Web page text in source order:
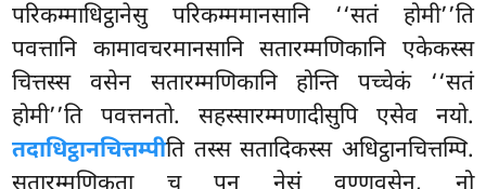
परिकम्माधिट्ठानेसु परिकम्ममानसानि ‘‘सतं होमी’’ति
पवत्तानि कामावचरमानसानि सतारम्मणिकानि एकेकस्स
चित्तस्स वसेन सतारम्मणिकानि होन्ति पच्चेकं ‘‘सतं
होमी’’ति पवत्तनतो. सहस्सारम्मणादीसुपि एसेव नयो.
तदाधिट्ठानचित्तम्पीति तस्स सतादिकस्स अधिट्ठानचित्तम्पि.